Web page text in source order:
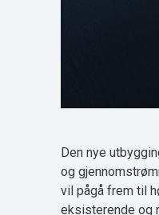
Den nye
og
vil pågå frem til
eksisterende og